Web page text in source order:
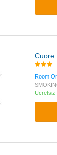
Cuore
Room
Ücretsiz